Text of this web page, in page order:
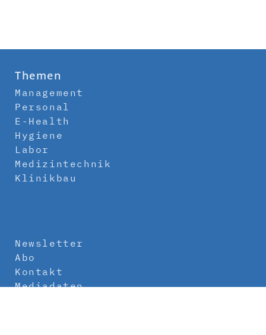
Themen
Management
Personal
E-Health
Hygiene
Labor
Medizintechnik
Klinikbau
Newsletter
Abo
Kontakt
Mediadaten